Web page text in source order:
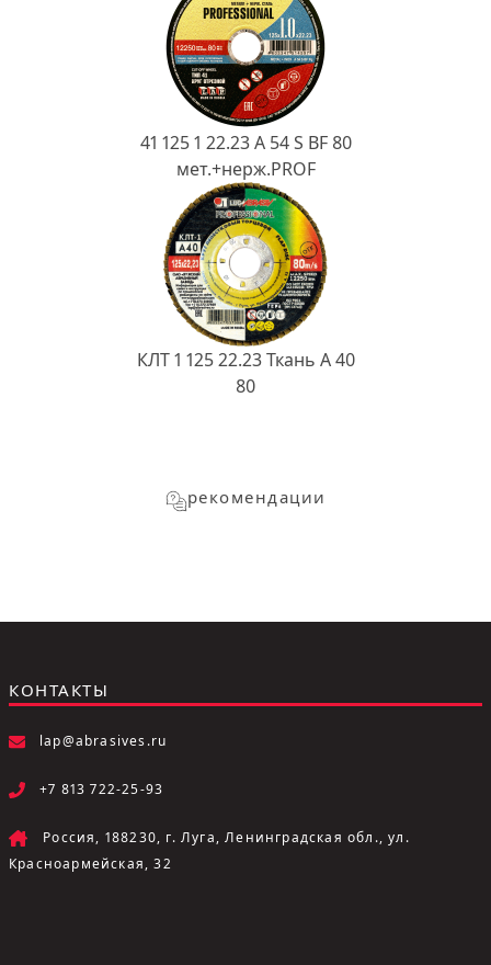
41 125 1 22.23 A 54 S BF 80
мет.+нерж.PROF
КЛТ 1 125 22.23 Ткань A 40
80
рекомендации
КОНТАКТЫ
lap@abrasives.ru
+7 813 722-25-93
Россия, 188230, г. Луга, Ленинградская обл., ул.
Красноармейская, 32